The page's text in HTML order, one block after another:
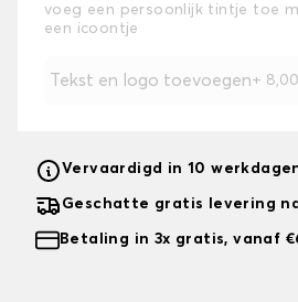
voeg een persoonlijk tintje toe
een icoontje
Tekst en logo toevoegen+
Vervaardigd in 10
Geschatte gratis levering
Betaling in 3x gratis, vanaf